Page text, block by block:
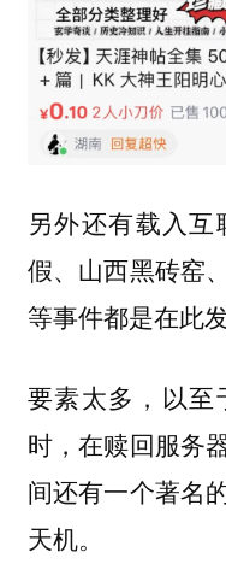
另外还有载入
假、山西黑砖窑
等事件都是在此发
要素太多，以至
时，在赎回服务
间还有一个著名
天机。